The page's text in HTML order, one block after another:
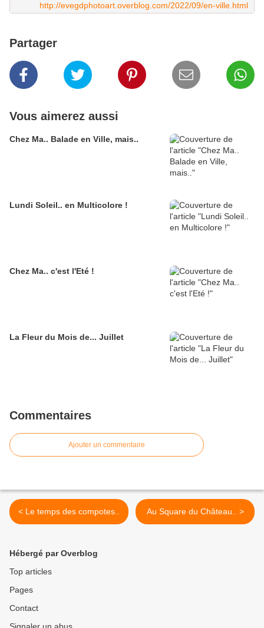
http://evegdphotoart.overblog.com/2022/09/en-ville.html
Partager
Vous aimerez aussi
Chez Ma.. Balade en Ville, mais..
Lundi Soleil.. en Multicolore !
Chez Ma.. c'est l'Eté !
La Fleur du Mois de... Juillet
Commentaires
Ajouter un commentaire
< Le temps des compotes.. Au Square du Château.. >
Hébergé par Overblog
Top articles
Pages
Contact